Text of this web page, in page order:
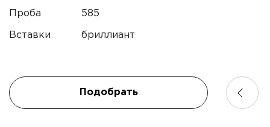
Проба 585
Вставки бриллиант
Подобрать
Электронная почта
Комментарий